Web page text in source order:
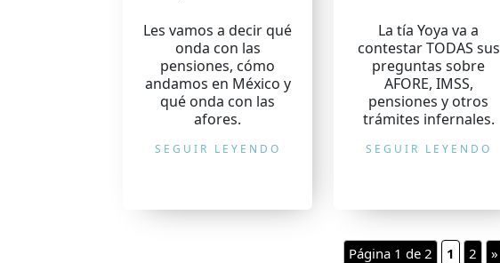
Les vamos a decir qué
onda con las
pensiones, cómo
andamos en México y
qué onda con las
afores.
SEGUIR LEYENDO
La tía Yoya va a
contestar TODAS sus
preguntas sobre
AFORE, IMSS,
pensiones y otros
trámites infernales.
SEGUIR LEYENDO
Página 1 de 2 1 2 »